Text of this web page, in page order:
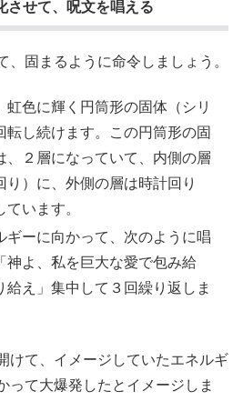
させて、呪文を唱える
、固まるように命令しましょう。
虹色に輝く円筒形の固体（シリ
転し続けます。この円筒形の固
、２層になっていて、内側の層
り）に、外側の層は時計回り
ています。
ギーに向かって、次のように唱
神よ、私を巨大な愛で包み給
給え」集中して３回繰り返しま
けて、イメージしていたエネルギ
って大爆発したとイメージしま